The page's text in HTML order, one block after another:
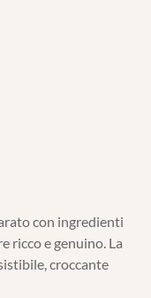
con ingredienti
ricco e genuino. La
croccante